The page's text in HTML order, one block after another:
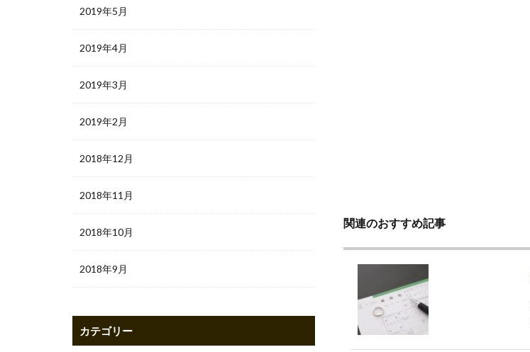
関連のおすすめ記事
2019年5月
2019年4月
2019年3月
2019年2月
2018年12月
2018年11月
2018年10月
2018年9月
カテゴリー